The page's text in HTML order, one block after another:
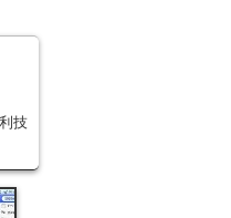
技